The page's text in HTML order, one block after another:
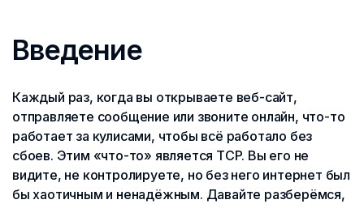
Введение
Каждый раз, когда вы открываете веб-сайт,
отправляете сообщение или звоните онлайн, что-то
работает за кулисами, чтобы всё работало без
сбоев. Этим «что-то» является TCP. Вы его не
видите, не контролируете, но без него интернет был
бы хаотичным и ненадёжным. Давайте разберёмся,